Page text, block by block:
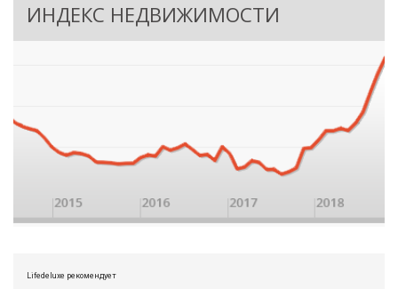
ИНДЕКС НЕДВИЖИМОСТИ
Lifedeluxe рекомендует